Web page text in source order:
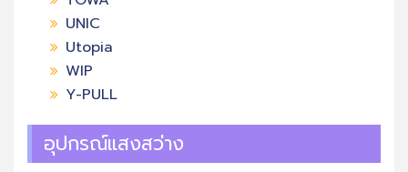
UNIC
Utopia
WIP
Y-PULL
อุปกรณ์แสงสว่าง